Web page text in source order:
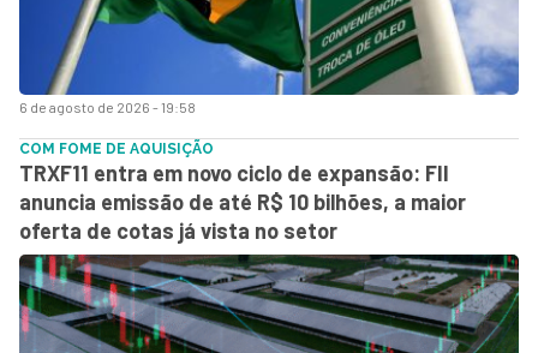
6 de agosto de 2026 - 19:58
COM FOME DE AQUISIÇÃO
TRXF11 entra em novo ciclo de expansão: FII
anuncia emissão de até R$ 10 bilhões, a maior
oferta de cotas já vista no setor